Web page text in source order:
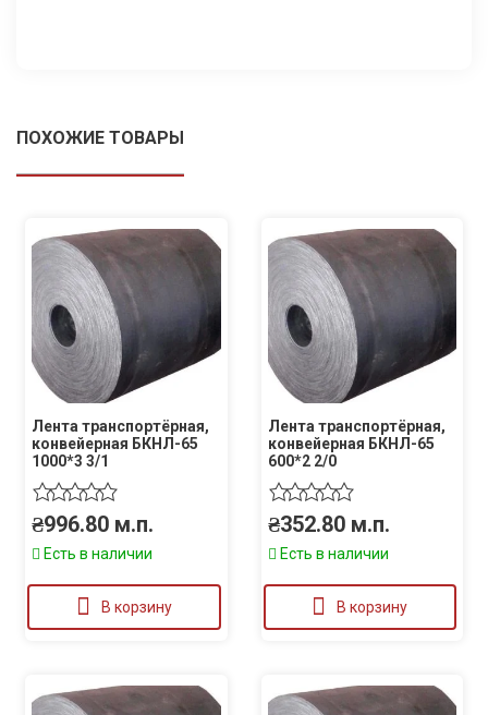
ПОХОЖИЕ ТОВАРЫ
Лента транспортёрная,
конвейерная БКНЛ-65
1000*3 3/1
₴996.80 м.п.
Есть в наличии
В корзину
Лента транспортёрная,
конвейерная БКНЛ-65
600*2 2/0
₴352.80 м.п.
Есть в наличии
В корзину